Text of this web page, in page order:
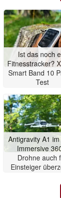
Ist das noch
Fitnesstracker?
Smart Band 10
Test
Antigravity A1 im
Immersive
Drohne auch
Einsteiger